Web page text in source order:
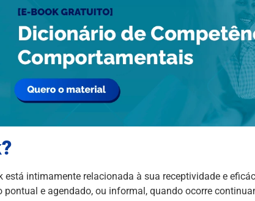
intimamente relacionada à sua receptividade e
e agendado, ou informal, quando ocorre